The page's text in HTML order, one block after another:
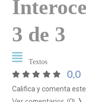
3 de 3
Textos
0,0
Califica y comenta